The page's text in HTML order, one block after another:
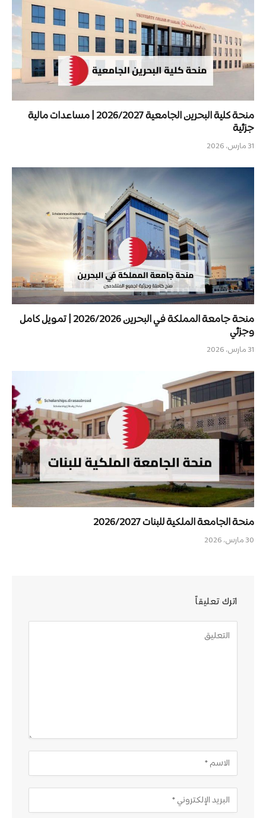
منحة كلية البحرين الجامعية 2026/2027 | مساعدات مالية
جزئية
31 مارس، 2026
منحة جامعة المملكة في البحرين 2026/2026 | تمويل كامل
وجزئي
31 مارس، 2026
منحة الجامعة الملكية للبنات 2026/2027
30 مارس، 2026
اترك تعليقاً